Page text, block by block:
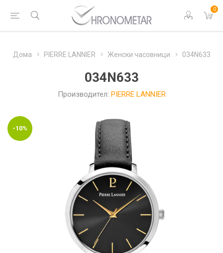
0
Дома PIERRE LANNIER Женски часовници 034N633
034N633
Производител: PIERRE LANNIER
-10%